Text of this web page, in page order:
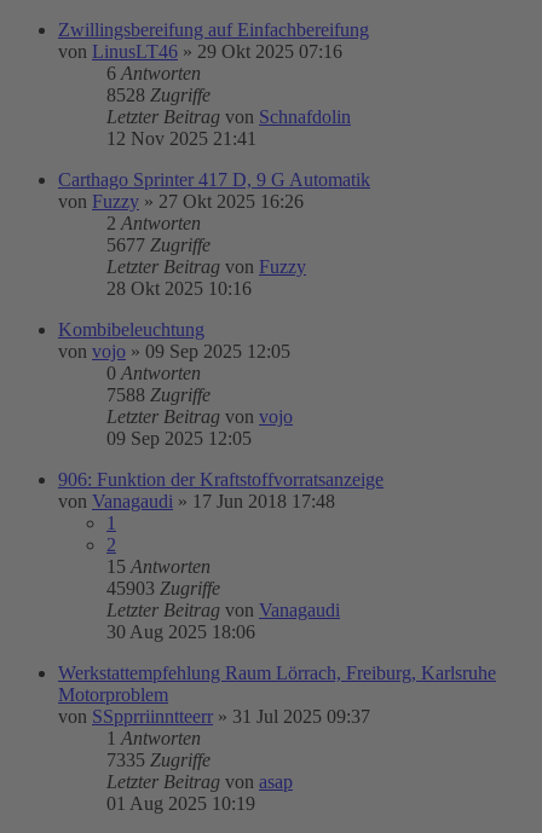
Zwillingsbereifung auf Einfachbereifung
von LinusLT46 » 29 Okt 2025 07:16
6 Antworten
8528 Zugriffe
Letzter Beitrag von Schnafdolin
12 Nov 2025 21:41
Carthago Sprinter 417 D, 9 G Automatik
von Fuzzy » 27 Okt 2025 16:26
2 Antworten
5677 Zugriffe
Letzter Beitrag von Fuzzy
28 Okt 2025 10:16
Kombibeleuchtung
von vojo » 09 Sep 2025 12:05
0 Antworten
7588 Zugriffe
Letzter Beitrag von vojo
09 Sep 2025 12:05
906: Funktion der Kraftstoffvorratsanzeige
von Vanagaudi » 17 Jun 2018 17:48
1
2
15 Antworten
45903 Zugriffe
Letzter Beitrag von Vanagaudi
30 Aug 2025 18:06
Werkstattempfehlung Raum Lörrach, Freiburg, Karlsruhe
Motorproblem
von SSpprriinntteerr » 31 Jul 2025 09:37
1 Antworten
7335 Zugriffe
Letzter Beitrag von asap
01 Aug 2025 10:19